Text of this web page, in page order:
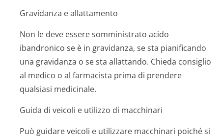
Gravidanza e allattamento
Non le deve essere somministrato acido
ibandronico se è in gravidanza, se sta pianificando
una gravidanza o se sta allattando. Chieda consiglio
al medico o al farmacista prima di prendere
qualsiasi medicinale.
Guida di veicoli e utilizzo di macchinari
Può guidare veicoli e utilizzare macchinari poiché si